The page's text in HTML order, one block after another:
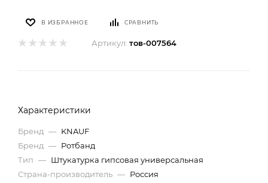
В ИЗБРАННОЕ СРАВНИТЬ
Артикул: тов-007564
Характеристики
Бренд — KNAUF
Бренд — Ротбанд
Тип — Штукатурка гипсовая универсальная
Страна-производитель — Россия